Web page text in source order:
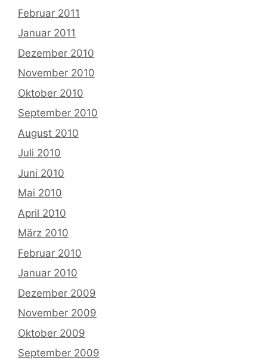
Februar 2011
Januar 2011
Dezember 2010
November 2010
Oktober 2010
September 2010
August 2010
Juli 2010
Juni 2010
Mai 2010
April 2010
März 2010
Februar 2010
Januar 2010
Dezember 2009
November 2009
Oktober 2009
September 2009